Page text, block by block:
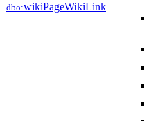
dbo:wikiPageWikiLink